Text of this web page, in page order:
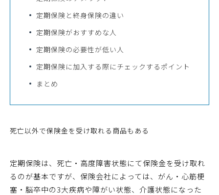
定期保険と終身保険の違い
定期保険がおすすめな人
定期保険の必要性が低い人
定期保険に加入する際にチェックするポイント
まとめ
死亡以外で保険金を受け取れる商品もある
定期保険は、死亡・高度障害状態にて保険金を受け取れ
るのが基本ですが、保険会社によっては、がん・心筋梗
塞・脳卒中の3大疾病や障がい状態、介護状態になった